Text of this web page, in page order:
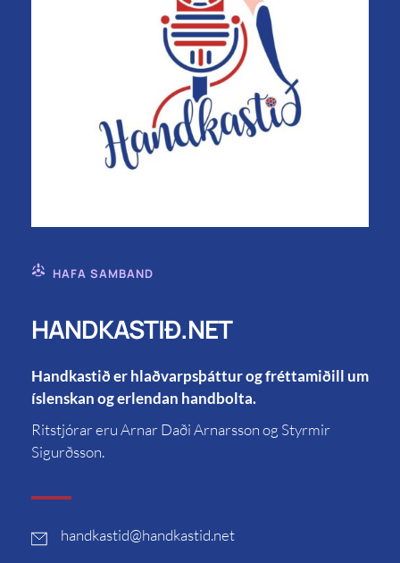
HAFA SAMBAND
HANDKASTIÐ.NET
Handkastið er hlaðvarpsþáttur og fréttamiðill um
íslenskan og erlendan handbolta.
Ritstjórar eru Arnar Daði Arnarsson og Styrmir
Sigurðsson.
handkastid@handkastid.net